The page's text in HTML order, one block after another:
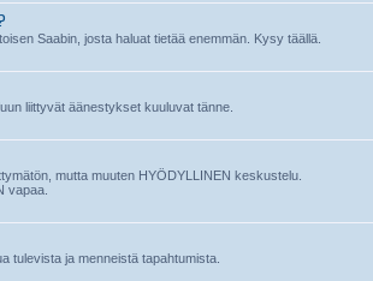
Saabin, josta haluat tietää enemmän. Kysy täällä.
liittyvät äänestykset kuuluvat tänne.
mutta muuten HYÖDYLLINEN keskustelu.
vapaa.
tulevista ja menneistä tapahtumista.